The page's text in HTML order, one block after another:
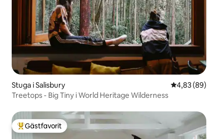
Stuga i Salisbury 4,83 av 5 i
4,83 (89)
Treetops - Big Tiny i World Heritage Wilderness
Populär gästfavorit
Gästfavorit